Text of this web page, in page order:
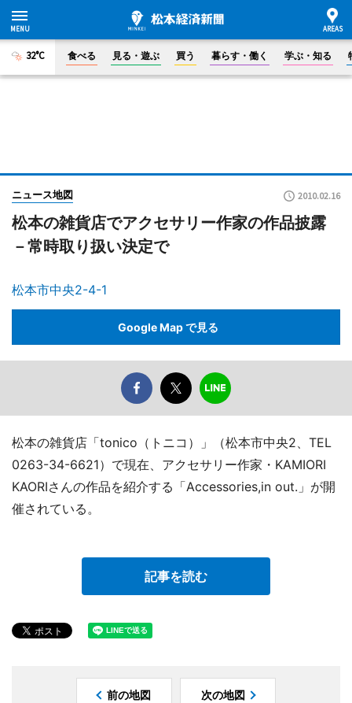
32°C 食べる 見る・遊ぶ 買う 暮らす・働く 学ぶ・知る
ニュース地図 2010.02.16
松本の雑貨店でアクセサリー作家の作品披露
－常時取り扱い決定で
松本市中央2-4-1
Google Map で見る
松本の雑貨店「tonico（トニコ）」（松本市中央2、TEL
0263-34-6621）で現在、アクセサリー作家・KAMIORI
KAORIさんの作品を紹介する「Accessories,in out.」が開
催されている。
記事を読む
前の地図 次の地図